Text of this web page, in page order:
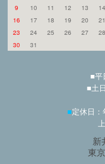
9
10 11 12 13 14
16
17 18 19 20 21
23
24 25 26 27 28
30
31
■平
■土
■定休日
新
東